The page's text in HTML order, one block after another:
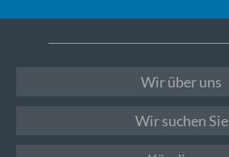
Wir über uns
Wir suchen Sie